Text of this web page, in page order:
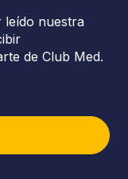
leído nuestra
de Club Med.